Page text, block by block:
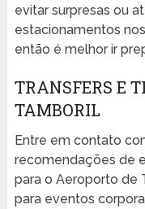
evitar surpresas ou
estacionamentos
então é melhor ir
TRANSFERS E
TAMBORIL
Entre em contato
recomendações de
para o Aeroporto de
para eventos